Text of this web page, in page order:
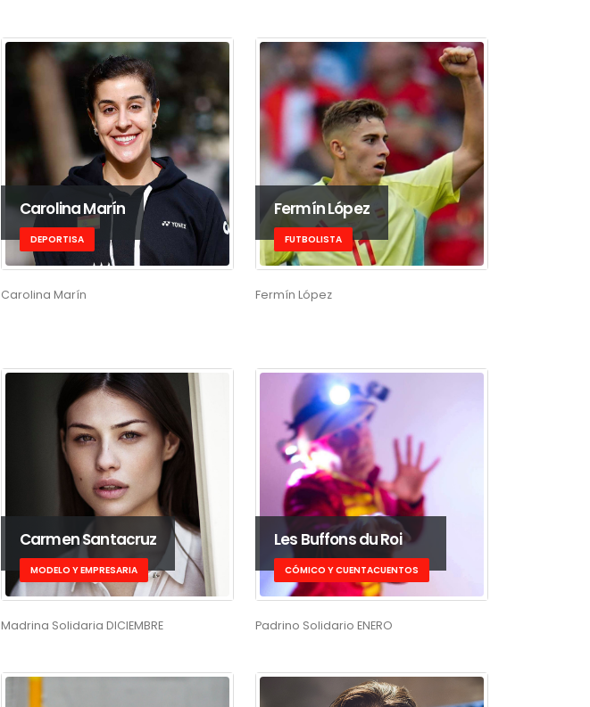
Carolina Marín
DEPORTISA
Carolina Marín
Fermín López
FUTBOLISTA
Fermín López
Carmen Santacruz
MODELO Y EMPRESARIA
Madrina Solidaria DICIEMBRE
Les Buffons du Roi
CÓMICO Y CUENTACUENTOS
Padrino Solidario ENERO